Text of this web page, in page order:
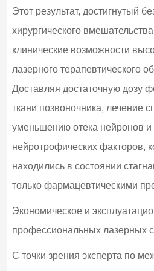
Этот результат, достигнутый
хирургического
клинические возможности
лазерного терапевтического
Доставляя достаточную дозу
ткани позвоночника, лечение
уменьшению отека нейронов
нейротрофических факторов,
находились в состоянии
только фармацевтическими
Экономическое и
профессиональных лазерных
С точки зрения эксперта по